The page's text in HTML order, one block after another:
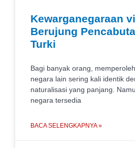
Kewarganegaraan
Berujung
Turki
Bagi banyak orang,
negara lain sering kali identik
naturalisasi yang panjang.
negara tersedia
BACA SELENGKAPNYA »